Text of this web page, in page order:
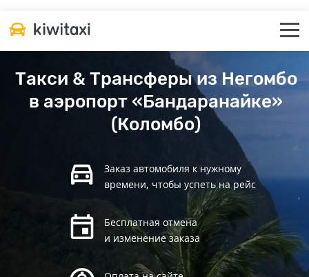
Такси & Трансферы из Негомбо
в аэропорт «Бандаранайке»
(Коломбо)
Заказ автомобиля к нужному
времени, чтобы успеть на рейс
Бесплатная отмена
и изменение заказа